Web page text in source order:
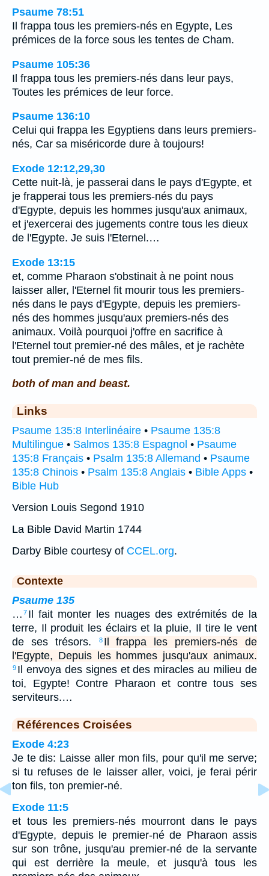
Psaume 78:51
Il frappa tous les premiers-nés en Egypte, Les
prémices de la force sous les tentes de Cham.
Psaume 105:36
Il frappa tous les premiers-nés dans leur pays,
Toutes les prémices de leur force.
Psaume 136:10
Celui qui frappa les Egyptiens dans leurs premiers-
nés, Car sa miséricorde dure à toujours!
Exode 12:12,29,30
Cette nuit-là, je passerai dans le pays d'Egypte, et
je frapperai tous les premiers-nés du pays
d'Egypte, depuis les hommes jusqu'aux animaux,
et j'exercerai des jugements contre tous les dieux
de l'Egypte. Je suis l'Eternel.…
Exode 13:15
et, comme Pharaon s'obstinait à ne point nous
laisser aller, l'Eternel fit mourir tous les premiers-
nés dans le pays d'Egypte, depuis les premiers-
nés des hommes jusqu'aux premiers-nés des
animaux. Voilà pourquoi j'offre en sacrifice à
l'Eternel tout premier-né des mâles, et je rachète
tout premier-né de mes fils.
both of man and beast.
Links
Psaume 135:8 Interlinéaire • Psaume 135:8
Multilingue • Salmos 135:8 Espagnol • Psaume
135:8 Français • Psalm 135:8 Allemand • Psaume
135:8 Chinois • Psalm 135:8 Anglais • Bible Apps •
Bible Hub
Version Louis Segond 1910
La Bible David Martin 1744
Darby Bible courtesy of CCEL.org.
Contexte
Psaume 135
… 7 Il fait monter les nuages des extrémités de la
terre, Il produit les éclairs et la pluie, Il tire le vent
de ses trésors.
8 Il frappa les premiers-nés de
l'Egypte, Depuis les hommes jusqu'aux animaux.
9 Il envoya des signes et des miracles au milieu de
toi, Egypte! Contre Pharaon et contre tous ses
serviteurs.…
Références Croisées
Exode 4:23
Je te dis: Laisse aller mon fils, pour qu'il me serve;
si tu refuses de le laisser aller, voici, je ferai périr
ton fils, ton premier-né.
Exode 11:5
et tous les premiers-nés mourront dans le pays
d'Egypte, depuis le premier-né de Pharaon assis
sur son trône, jusqu'au premier-né de la servante
qui est derrière la meule, et jusqu'à tous les